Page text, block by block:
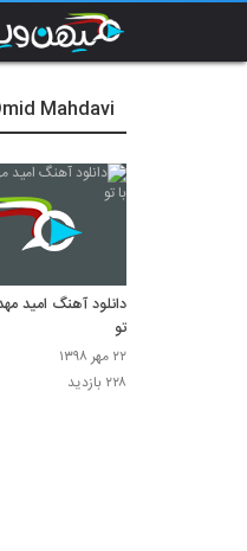
Mahdavi
دانلود آهنگ امید
تو
۲۲ مهر ۱۳۹۸
۲۲۸ بازدید